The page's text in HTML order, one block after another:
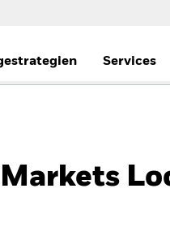
Services